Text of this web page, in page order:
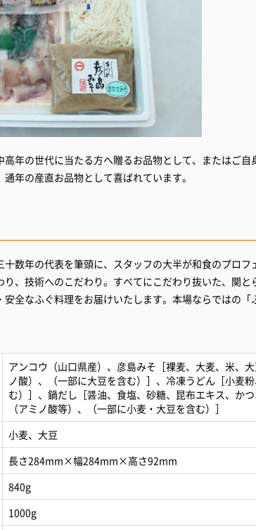
高年の世代に当たる方へ贈るお品物として、またはご
年の産直お品物として喜ばれています。
十数年の代表を筆頭に、スタッフの大半が和食のプロ
り、技術へのこだわり。すべてにこだわり抜いた、関
全なふぐ料理をお届けいたします。本場ならではの「
アンコウ（山口県産）、彦島みそ［裸麦、大麦、米、
ノ酸）、（一部に大豆を含む）］、冷凍うどん［小麦
む）］、鍋だし［醤油、食塩、砂糖、昆布エキス、か
（アミノ酸等）、（一部に小麦・大豆を含む）］
小麦、大豆
長さ284mm×幅284mm×高さ92mm
840g
1000g